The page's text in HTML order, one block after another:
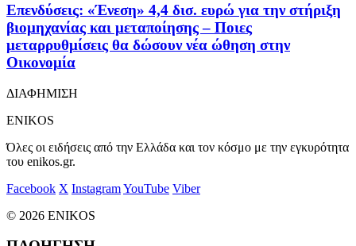
Επενδύσεις: «Ένεση» 4,4 δισ. ευρώ για την στήριξη
βιομηχανίας και μεταποίησης – Ποιες
μεταρρυθμίσεις θα δώσουν νέα ώθηση στην
Οικονομία
ΔΙΑΦΗΜΙΣΗ
ENIKOS
Όλες οι ειδήσεις από την Ελλάδα και τον κόσμο με την εγκυρότητα
του enikos.gr.
Facebook X InstagramYouTube Viber
© 2026 ENIKOS